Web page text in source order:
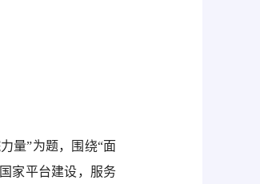
量”为题，围绕“面
家平台建设，服务